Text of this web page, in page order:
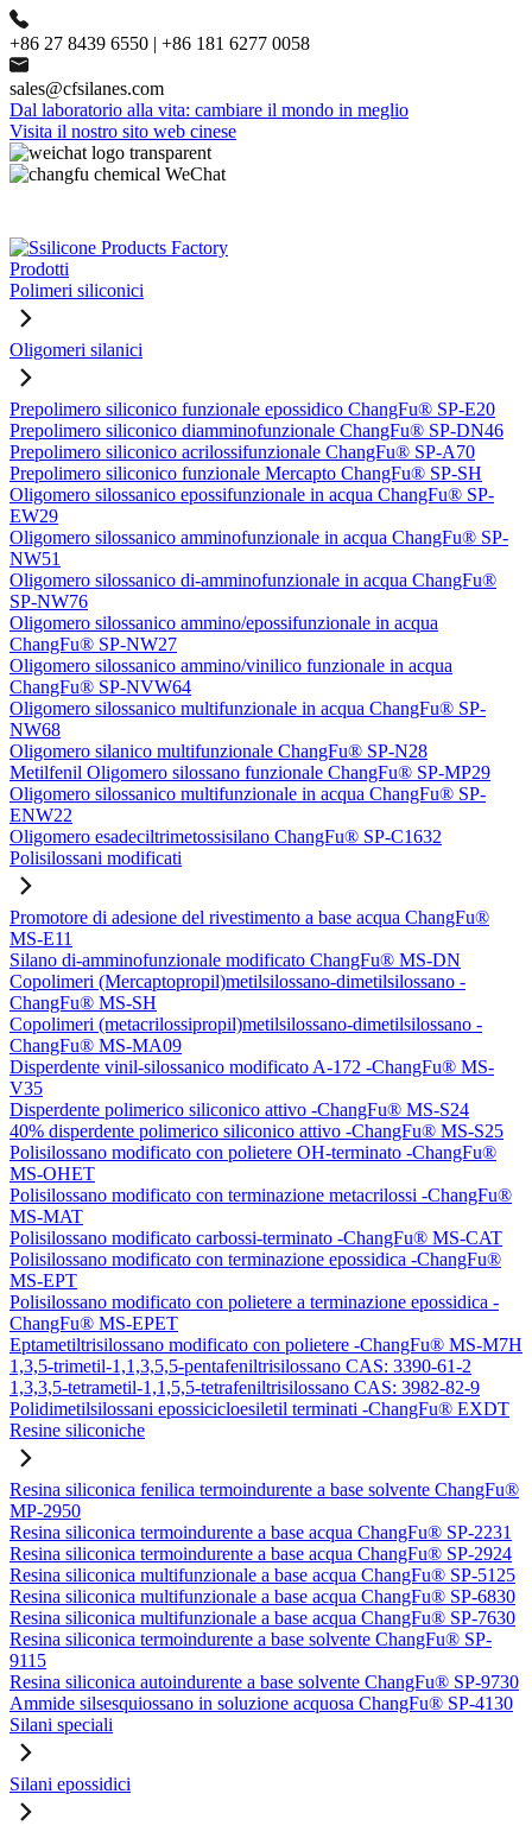
+86 27 8439 6550 | +86 181 6277 0058
sales@cfsilanes.com
Dal laboratorio alla vita: cambiare il mondo in meglio
Visita il nostro sito web cinese
Prodotti
Polimeri siliconici
Oligomeri silanici
Prepolimero siliconico funzionale epossidico ChangFu® SP-E20
Prepolimero siliconico diamminofunzionale ChangFu® SP-DN46
Prepolimero siliconico acrilossifunzionale ChangFu® SP-A70
Prepolimero siliconico funzionale Mercapto ChangFu® SP-SH
Oligomero silossanico epossifunzionale in acqua ChangFu® SP-
EW29
Oligomero silossanico amminofunzionale in acqua ChangFu® SP-
NW51
Oligomero silossanico di-amminofunzionale in acqua ChangFu®
SP-NW76
Oligomero silossanico ammino/epossifunzionale in acqua
ChangFu® SP-NW27
Oligomero silossanico ammino/vinilico funzionale in acqua
ChangFu® SP-NVW64
Oligomero silossanico multifunzionale in acqua ChangFu® SP-
NW68
Oligomero silanico multifunzionale ChangFu® SP-N28
Metilfenil Oligomero silossano funzionale ChangFu® SP-MP29
Oligomero silossanico multifunzionale in acqua ChangFu® SP-
ENW22
Oligomero esadeciltrimetossisilano ChangFu® SP-C1632
Polisilossani modificati
Promotore di adesione del rivestimento a base acqua ChangFu®
MS-E11
Silano di-amminofunzionale modificato ChangFu® MS-DN
Copolimeri (Mercaptopropil)metilsilossano-dimetilsilossano -
ChangFu® MS-SH
Copolimeri (metacrilossipropil)metilsilossano-dimetilsilossano -
ChangFu® MS-MA09
Disperdente vinil-silossanico modificato A-172 -ChangFu® MS-
V35
Disperdente polimerico siliconico attivo -ChangFu® MS-S24
40% disperdente polimerico siliconico attivo -ChangFu® MS-S25
Polisilossano modificato con polietere OH-terminato -ChangFu®
MS-OHET
Polisilossano modificato con terminazione metacrilossi -ChangFu®
MS-MAT
Polisilossano modificato carbossi-terminato -ChangFu® MS-CAT
Polisilossano modificato con terminazione epossidica -ChangFu®
MS-EPT
Polisilossano modificato con polietere a terminazione epossidica -
ChangFu® MS-EPET
Eptametiltrisilossano modificato con polietere -ChangFu® MS-M7H
1,3,5-trimetil-1,1,3,5,5-pentafeniltrisilossano CAS: 3390-61-2
1,3,3,5-tetrametil-1,1,5,5-tetrafeniltrisilossano CAS: 3982-82-9
Polidimetilsilossani epossicicloesiletil terminati -ChangFu® EXDT
Resine siliconiche
Resina siliconica fenilica termoindurente a base solvente ChangFu®
MP-2950
Resina siliconica termoindurente a base acqua ChangFu® SP-2231
Resina siliconica termoindurente a base acqua ChangFu® SP-2924
Resina siliconica multifunzionale a base acqua ChangFu® SP-5125
Resina siliconica multifunzionale a base acqua ChangFu® SP-6830
Resina siliconica multifunzionale a base acqua ChangFu® SP-7630
Resina siliconica termoindurente a base solvente ChangFu® SP-
9115
Resina siliconica autoindurente a base solvente ChangFu® SP-9730
Ammide silsesquiossano in soluzione acquosa ChangFu® SP-4130
Silani speciali
Silani epossidici